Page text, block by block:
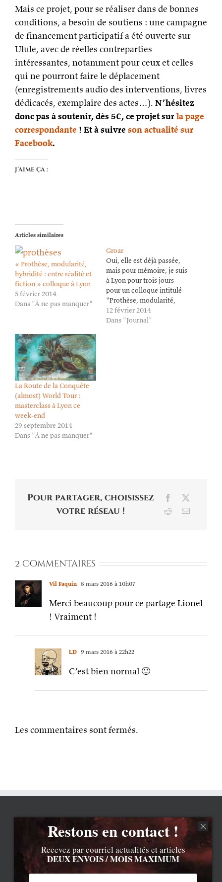
Mais ce projet, pour se réaliser dans de bonnes
conditions, a besoin de soutiens : une campagne
de financement participatif a été ouverte sur
Ulule, avec de réelles contreparties
intéressantes, notamment pour ceux et celles
qui ne pourront faire le déplacement
(enregistrements audio des interventions, livres
dédicacés, exemplaire des actes…). N’hésitez
donc pas à soutenir, dès 5€, ce projet surla page
correspondante ! Et à suivre son actualité sur
Facebook.
J’aime ça :
Articles similaires
« Prothèse, modularité,
hybridité : entre réalité et
fiction » colloque à Lyon
5 février 2014
Dans "À ne pas manquer"
Groar
Oui, elle est déjà passée,
mais pour mémoire, je suis
à Lyon pour trois jours
pour un colloque intitulé
"Prothèse, modularité,
hybridité : entre réalité et
fiction ». Soyez sages,
12 février 2014
Dans "Journal"
La Route de la Conquête
(almost) World Tour :
masterclass à Lyon ce
week-end
29 septembre 2014
Dans "À ne pas manquer"
Pour partager, choisissez
votre réseau !
Facebook
RedditEmail
2 Commentaires
Vil Faquin 8 mars 2016 à 10h07
Merci beaucoup pour ce partage Lionel
! Vraiment !
LD 9 mars 2016 à 22h22
C’est bien normal 🙂
Les commentaires sont fermés.
Restons en contact !
Recevez par courriel actualités et articles
DEUX ENVOIS / MOIS MAXIMUM